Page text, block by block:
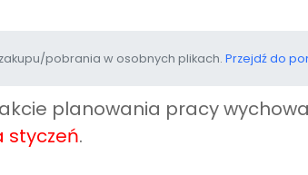
pobrania w osobnych plikach. Przejdź do
planowania pracy
styczeń.